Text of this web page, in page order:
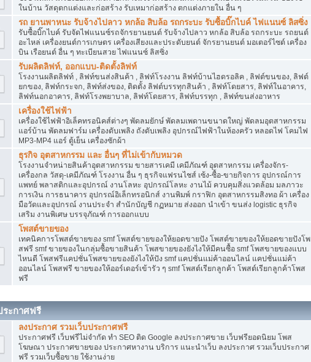
ในบ้าน วัสดุตกแต่งและก่อสร้าง รับเหมาก่อสร้าง ตกแต่งภายใน อื่น ๆ
รถ ยานพาหนะ รับจ้างไปลาว หกล้อ สิบล้อ รถกระบะ รับซื้อบิ๊กไบค์ ไฟแนนซ์ ลิสซิ่ง
รับซื้อบิ๊กไบค์ รับจัดไฟแนนซ์รถจักรยานยนต์ รับจ้างไปลาว หกล้อ สิบล้อ รถกระบะ รถยนต์
อะไหล่ เครื่องยนต์การเกษตร เครื่องเสียงและประดับยนต์ จักรยานยนต์ มอเตอร์ไซต์ เครื่อง
บิน เรือยนต์ อื่น ๆ ทะเบียนสวย ไฟแนนซ์ ลิสซิ่ง
รับผลิตลิฟท์, ออกแบบ-ติดตั้งลิฟท์
โรงงานผลิตลิฟท์ , ลิฟท์ขนส่งสินค้า , ลิฟท์โรงงาน ลิฟท์บ้านไฮดรอลิค , ลิฟต์ขนของ, ลิฟต์
ยกของ, ลิฟท์กระจก, ลิฟท์ส่งของ, ติดตั้ง ลิฟต์บรรทุกสินค้า , ลิฟท์โดยสาร, ลิฟท์ในอาคาร,
ลิฟท์นอกอาคาร, ลิฟท์โรงพยาบาล, ลิฟท์โดยสาร, ลิฟท์บรรทุก , ลิฟท์ขนส่งอาหาร
เครื่องใช้ไฟฟ้า
เครื่องใช้ไฟฟ้าอิเล็คทรอนิคส์ต่างๆ พัดลมยักษ์ พัดลมเพดานขนาดใหญ่ พัดลมอุตสาหกรรม
แอร์บ้าน พัดลมฟาร์ม เครื่องดับเพลิง ถังดับเพลิง อุปกรณ์ไฟฟ้าในห้องครัว หลอดไฟ โคมไฟ
MP3-MP4 แอร์ ตู้เย็น เครื่องซักผ้า
ธุรกิจ อุตสาหกรรม และ อื่นๆ ที่ไม่เข้ากับหมวด
โรงงานจำหน่ายสินค้าอุตสาหกรรม ขายสารเคมี เคมีภัณฑ์ อุตสาหกรรม เครื่องจักร-
เครื่องกล วัสดุ-เคมีภัณฑ์ โรงงาน อื่น ๆ ธุรกิจแฟรนไชส์ เซ้ง-ซื้อ-ขายกิจการ อุปกรณ์การ
แพทย์ พลาสติกและอุปกรณ์ งานโลหะ อุปกรณ์โลหะ งานไม้ ควบคุมสิ่งแวดล้อม มลภาวะ
การเงิน การธนาคาร อุปกรณ์อิเล็กทรอนิกส์ งานพิมพ์ กราฟิก อุตสาหกรรมสิงทอ ผ้า เครื่อง
มือวัดและอุปกรณ์ งานประจำ สำนักบัญชี กฏหมาย ส่งออก นำเข้า ขนส่ง logistic ธุรกิจ
เสริม งานพิเศษ บรรจุภัณฑ์ การออกแบบ
โพสต์ขายของ
เทคนิคการโพสต์ขายของ smf โพสต์ขายของให้ยอดขายปัง โพสต์ขายของให้ยอดขายปังโพ
สฟรี smf ขายของในกลุ่มซื้อขายสินค้า โพสขายของยังไงให้มีคนซื้อ smf โพสขายของแบบ
ไหนดี โพสฟรีแคปชั่นโพสขายของยังไงให้ปัง smf แคปชั่นแม่ค้าออนไลน์ แคปชั่นแม่ค้า
ออนไลน์ โพสฟรี ขายของให้ออร์เดอร์เข้ารัว ๆ smf โพสต์เรียกลูกค้า โพสต์เรียกลูกค้าโพส
ฟรี
ระกาศฟรี
ลงประกาศ รวมเว็บประกาศฟรี
ประกาศฟรี เว็บฟรีไม่จำกัด ทำ SEO ติด Google ลงประกาศขาย เว็บฟรียอดนิยม โพส
โฆษณา ประกาศขายของ ประกาศหางาน บริการ แนะนำเว็บ ลงประกาศ รวมเว็บประกาศ
ฟรี รวมเว็บซื้อขาย ใช้งานง่าย